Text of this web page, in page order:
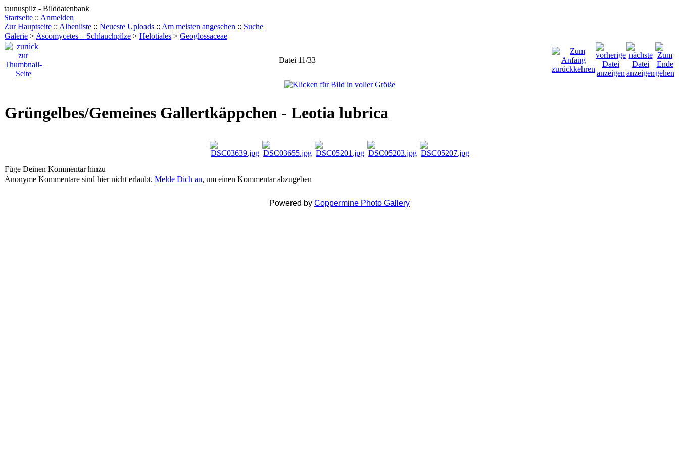
taunuspilz - Bilddatenbank
Startseite :: Anmelden
Zur Hauptseite :: Albenliste :: Neueste Uploads :: Am meisten angesehen :: Suche
Galerie > Ascomycetes – Schlauchpilze > Helotiales > Geoglossaceae
Datei 11/33
Grüngelbes/Gemeines Gallertkäppchen - Leotia lubrica
Füge Deinen Kommentar hinzu
Anonyme Kommentare sind hier nicht erlaubt. Melde Dich an, um einen Kommentar abzugeben
Powered by Coppermine Photo Gallery